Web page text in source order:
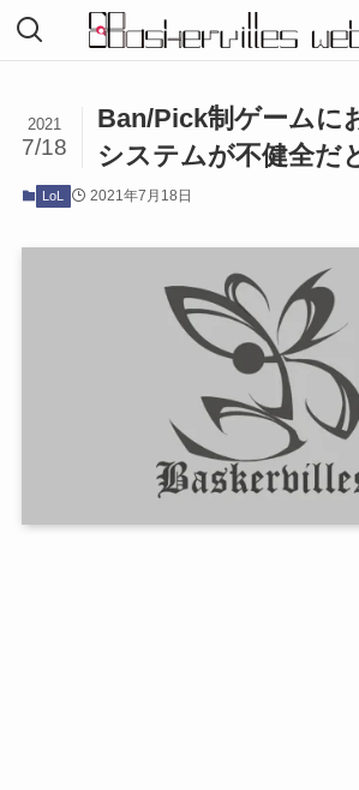
Ban/Pick制ゲームに
システムが不健全だ
2021
7/18
LoL 2021年7月18日